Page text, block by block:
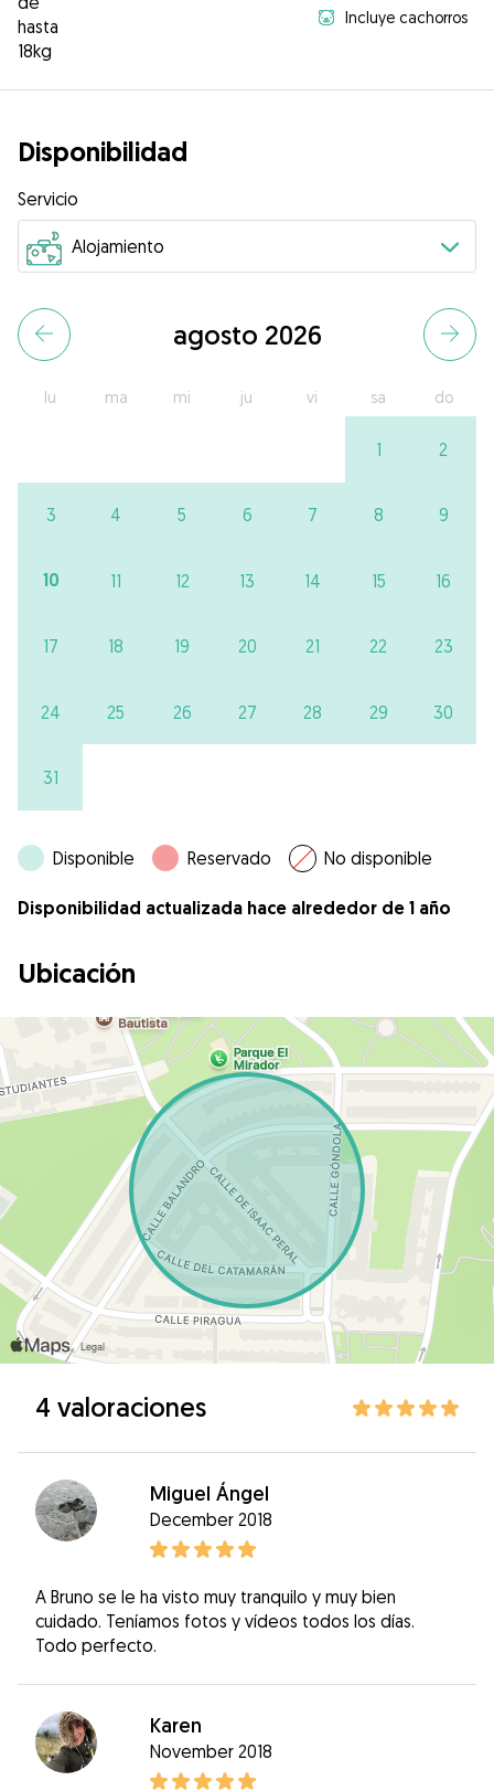
hasta
18kg
Incluye cachorros
Disponibilidad
Servicio
agosto 2026
lu ma mi ju vi sa do
1 2
3 4 5 6 7 8 9
10 11 12 13 14 15 16
17 18 19 20 21 22 23
24 25 26 27 28 29 30
31
Disponible Reservado No disponible
Disponibilidad actualizada hace alrededor de 1 año
Ubicación
4 valoraciones
Miguel Ángel
December 2018
A Bruno se le ha visto muy tranquilo y muy bien
cuidado. Teníamos fotos y vídeos todos los días.
Todo perfecto.
Karen
November 2018